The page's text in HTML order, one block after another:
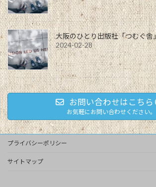
大阪のひとり出版社「つむぐ
2024-02-28
お問い合わせはこちら
お気軽にお問い合わせください。
プライバシーポリシー
サイトマップ